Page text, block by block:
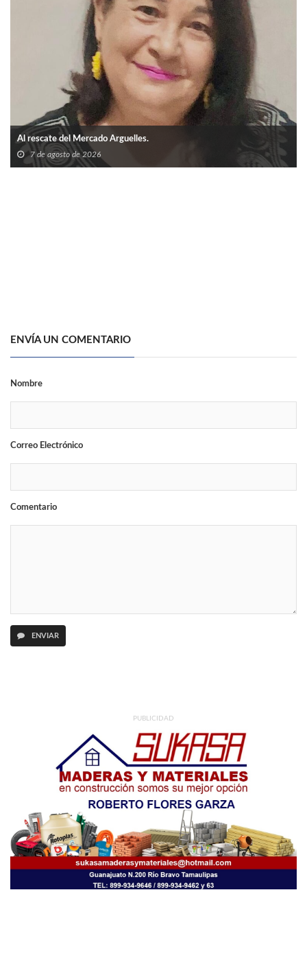
Al rescate del Mercado Arguelles.
7 de agosto de 2026
ENVÍA UN COMENTARIO
Nombre
Correo Electrónico
Comentario
ENVIAR
PUBLICIDAD